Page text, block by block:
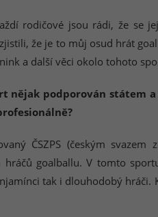
rodičové jsou rádi, že se
že je to můj osud hrát
a další věci okolo tohoto
nějak podporován státem
ČSZPS (českým svazem
hráčů goalballu. V tomto
tak i dlouhodobý hráči.